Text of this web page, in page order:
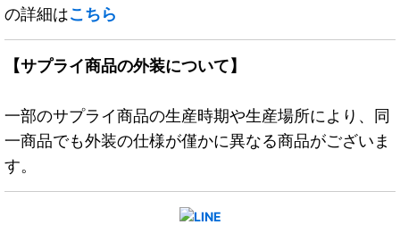
の詳細はこちら
【サプライ商品の外装について】
一部のサプライ商品の生産時期や生産場所により、同
一商品でも外装の仕様が僅かに異なる商品がございま
す。